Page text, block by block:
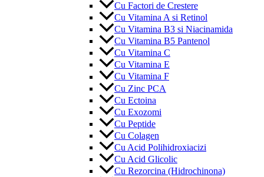
Cu Factori de Crestere
Cu Vitamina A si Retinol
Cu Vitamina B3 si Niacinamida
Cu Vitamina B5 Pantenol
Cu Vitamina C
Cu Vitamina E
Cu Vitamina F
Cu Zinc PCA
Cu Ectoina
Cu Exozomi
Cu Peptide
Cu Colagen
Cu Acid Polihidroxiacizi
Cu Acid Glicolic
Cu Rezorcina (Hidrochinona)